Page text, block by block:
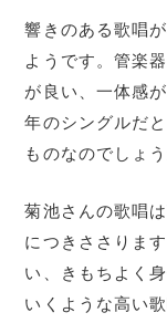
響きのある歌唱
ようです。管楽
が良い、一体感
年のシングルだ
ものなのでしょう
菊池さんの歌唱
につきささりま
い、きもちよく
いくような高い